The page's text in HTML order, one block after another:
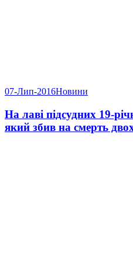
07-Лип-2016Новини
На лаві підсудних 19-
який збив на смерть